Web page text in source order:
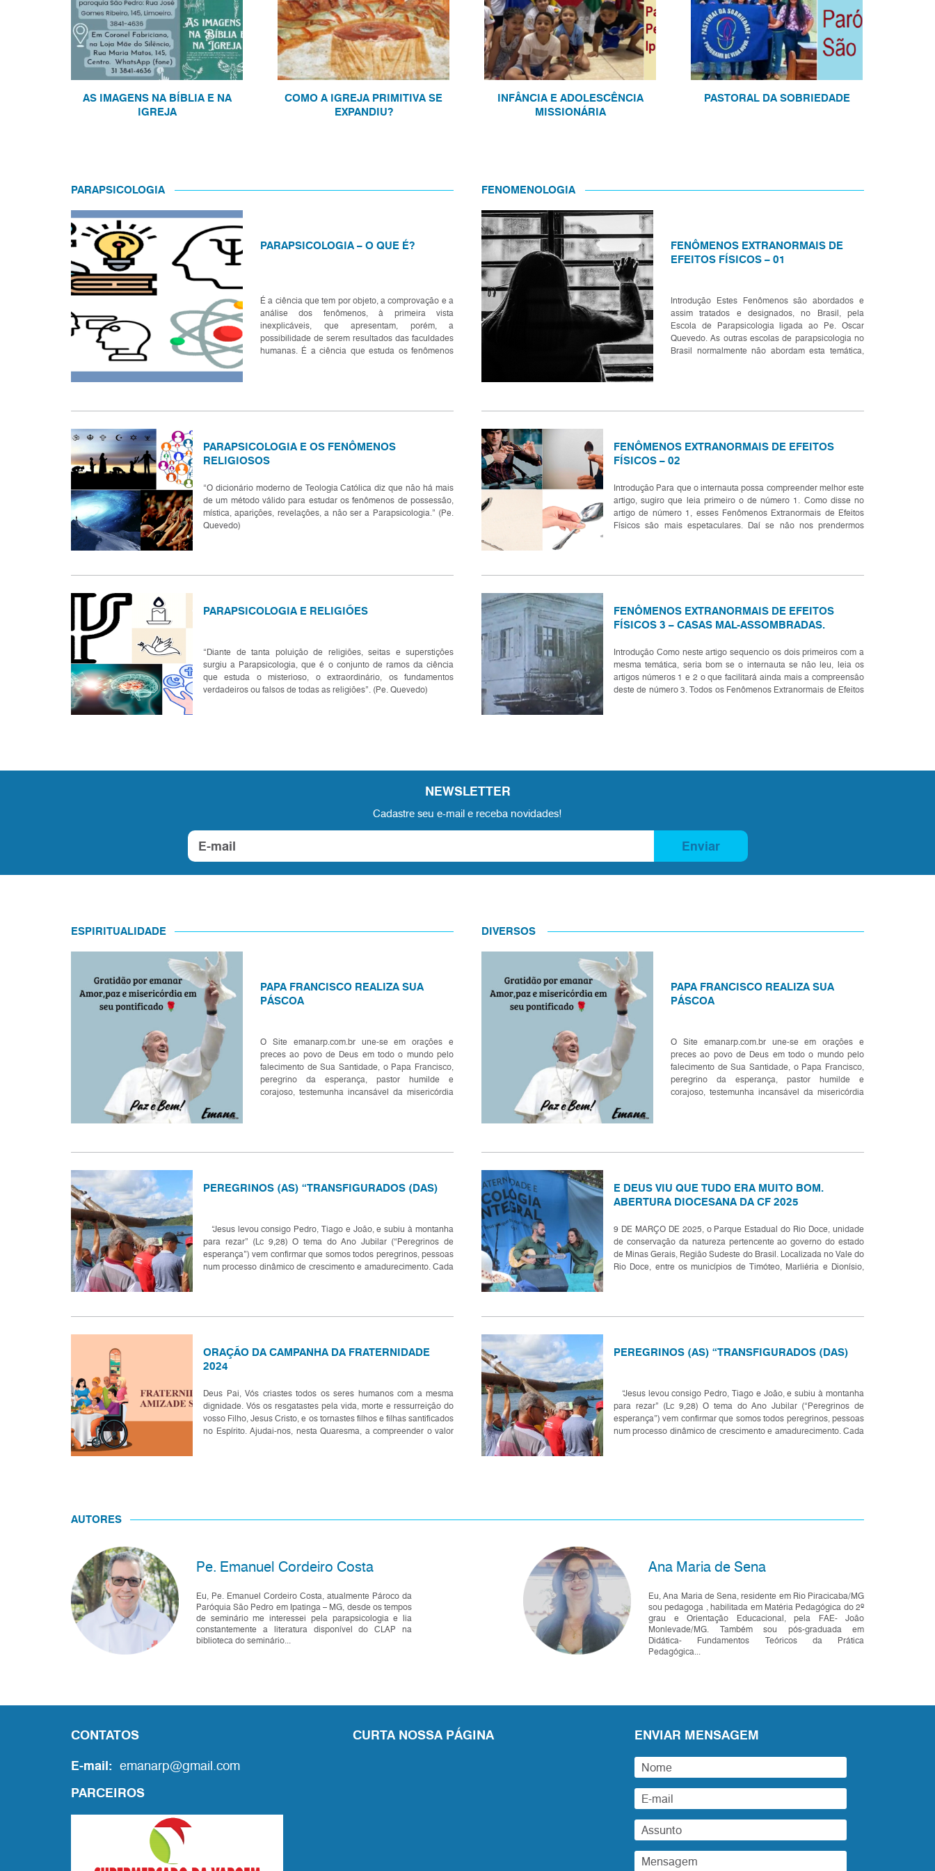
AS IMAGENS NA BÍBLIA E NA
IGREJA
COMO A IGREJA PRIMITIVA SE
EXPANDIU?
INFÂNCIA E ADOLESCÊNCIA
MISSIONÁRIA
PASTORAL DA SOBRIEDADE
PARAPSICOLOGIA
PARAPSICOLOGIA – O QUE É?
É a ciência que tem por objeto, a comprovação e a
análise dos fenômenos, à primeira vista
inexplicáveis, que apresentam, porém, a
possibilidade de serem resultados das faculdades
humanas. É a ciência que estuda os fenômenos
considerados incomuns, à margem do normal;
PARAPSICOLOGIA E OS FENÔMENOS
RELIGIOSOS
“O dicionário moderno de Teologia Católica diz que não há mais
de um método válido para estudar os fenômenos de possessão,
mística, aparições, revelações, a não ser a Parapsicologia.” (Pe.
Quevedo)
PARAPSICOLOGIA E RELIGIÕES
“Diante de tanta poluição de religiões, seitas e superstições
surgiu a Parapsicologia, que é o conjunto de ramos da ciência
que estuda o misterioso, o extraordinário, os fundamentos
verdadeiros ou falsos de todas as religiões”. (Pe. Quevedo)
FENOMENOLOGIA
FENÔMENOS EXTRANORMAIS DE
EFEITOS FÍSICOS – 01
Introdução Estes Fenômenos são abordados e
assim tratados e designados, no Brasil, pela
Escola de Parapsicologia ligada ao Pe. Oscar
Quevedo. As outras escolas de parapsicologia no
Brasil normalmente não abordam esta temática,
FENÔMENOS EXTRANORMAIS DE EFEITOS
FÍSICOS – 02
Introdução Para que o internauta possa compreender melhor este
artigo, sugiro que leia primeiro o de número 1. Como disse no
artigo de número 1, esses Fenômenos Extranormais de Efeitos
Físicos são mais espetaculares. Daí se não nos prendermos
FENÔMENOS EXTRANORMAIS DE EFEITOS
FÍSICOS 3 – CASAS MAL-ASSOMBRADAS.
Introdução Como neste artigo sequencio os dois primeiros com a
mesma temática, seria bom se o internauta se não leu, leia os
artigos números 1 e 2 o que facilitará ainda mais a compreensão
deste de número 3. Todos os Fenômenos Extranormais de Efeitos
NEWSLETTER
Cadastre seu e-mail e receba novidades!
Enviar
ESPIRITUALIDADE
PAPA FRANCISCO REALIZA SUA
PÁSCOA
O Site emanarp.com.br une-se em orações e
preces ao povo de Deus em todo o mundo pelo
falecimento de Sua Santidade, o Papa Francisco,
peregrino da esperança, pastor humilde e
corajoso, testemunha incansável da misericórdia
PEREGRINOS (AS) “TRANSFIGURADOS (DAS)
“Jesus levou consigo Pedro, Tiago e João, e subiu à montanha
para rezar” (Lc 9,28) O tema do Ano Jubilar (“Peregrinos de
esperança”) vem confirmar que somos todos peregrinos, pessoas
num processo dinâmico de crescimento e amadurecimento. Cada
ORAÇÃO DA CAMPANHA DA FRATERNIDADE
2024
Deus Pai, Vós criastes todos os seres humanos com a mesma
dignidade. Vós os resgatastes pela vida, morte e ressurreição do
vosso Filho, Jesus Cristo, e os tornastes filhos e filhas santificados
no Espírito. Ajudai-nos, nesta Quaresma, a compreender o valor
DIVERSOS
PAPA FRANCISCO REALIZA SUA
PÁSCOA
O Site emanarp.com.br une-se em orações e
preces ao povo de Deus em todo o mundo pelo
falecimento de Sua Santidade, o Papa Francisco,
peregrino da esperança, pastor humilde e
corajoso, testemunha incansável da misericórdia
E DEUS VIU QUE TUDO ERA MUITO BOM.
ABERTURA DIOCESANA DA CF 2025
9 DE MARÇO DE 2025, o Parque Estadual do Rio Doce, unidade
de conservação da natureza pertencente ao governo do estado
de Minas Gerais, Região Sudeste do Brasil. Localizada no Vale do
Rio Doce, entre os municípios de Timóteo, Marliéria e Dionísio,
PEREGRINOS (AS) “TRANSFIGURADOS (DAS)
“Jesus levou consigo Pedro, Tiago e João, e subiu à montanha
para rezar” (Lc 9,28) O tema do Ano Jubilar (“Peregrinos de
esperança”) vem confirmar que somos todos peregrinos, pessoas
num processo dinâmico de crescimento e amadurecimento. Cada
AUTORES
Pe. Emanuel Cordeiro Costa
Eu, Pe. Emanuel Cordeiro Costa, atualmente Pároco da
Paróquia São Pedro em Ipatinga – MG, desde os tempos
de seminário me interessei pela parapsicologia e lia
constantemente a literatura disponível do CLAP na
biblioteca do seminário...
Ana Maria de Sena
Eu, Ana Maria de Sena, residente em Rio Piracicaba/MG
sou pedagoga , habilitada em Matéria Pedagógica do 2º
grau e Orientação Educacional, pela FAE- João
Monlevade/MG. Também sou pós-graduada em
Didática- Fundamentos Teóricos da Prática
Pedagógica...
CONTATOS
E-mail: emanarp@gmail.com
PARCEIROS
CURTA NOSSA PÁGINA ENVIAR MENSAGEM